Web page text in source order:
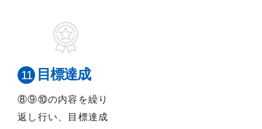
目標達成
⑧⑨⑩の内容を繰り
返し行い、目標達成